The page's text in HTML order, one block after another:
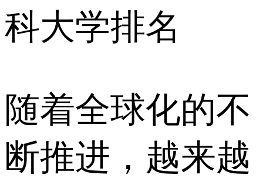
科大学排名
随着全球化的不
断推进，越来越